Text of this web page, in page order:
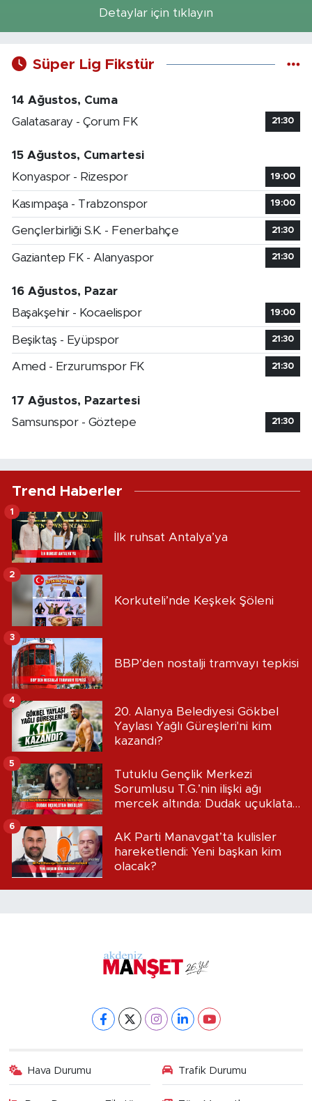
Detaylar için tıklayın
Süper Lig Fikstür
14 Ağustos, Cuma
Galatasaray - Çorum FK
21:30
15 Ağustos, Cumartesi
Konyaspor - Rizespor
19:00
Kasımpaşa - Trabzonspor 19:00
Gençlerbirliği S.K. - Fenerbahçe 21:30
Gaziantep FK - Alanyaspor 21:30
16 Ağustos, Pazar
Başakşehir - Kocaelispor
19:00
Beşiktaş - Eyüpspor 21:30
Amed - Erzurumspor FK 21:30
17 Ağustos, Pazartesi
Samsunspor - Göztepe
21:30
Trend Haberler
İlk ruhsat Antalya’ya
1
Korkuteli’nde Keşkek Şöleni
2
BBP’den nostalji tramvayı tepkisi
3
20. Alanya Belediyesi Gökbel
Yaylası Yağlı Güreşleri'ni kim
kazandı?
4
Tutuklu Gençlik Merkezi
Sorumlusu T.G.’nin ilişki ağı
mercek altında: Dudak uçuklatan
5
AK Parti Manavgat’ta kulisler
hareketlendi: Yeni başkan kim
olacak?
6
Hava Durumu Trafik Durumu